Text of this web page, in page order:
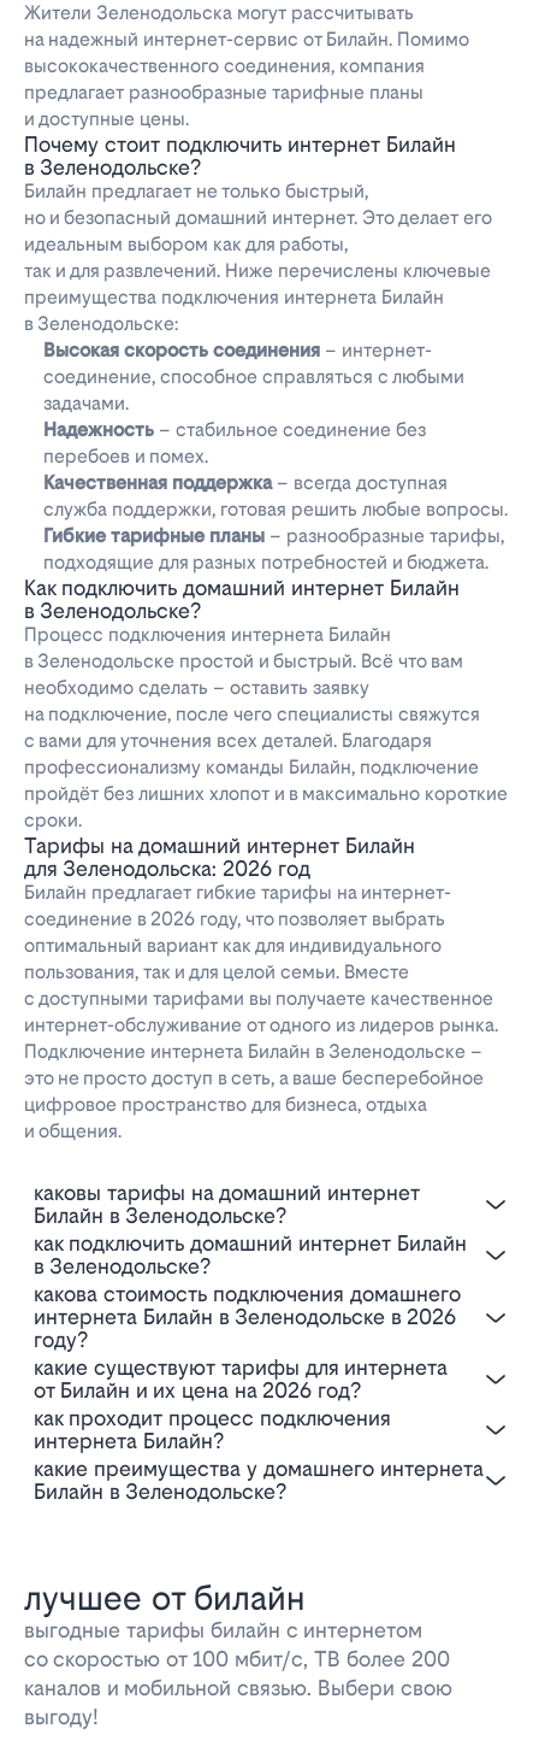
Жители Зеленодольска могут рассчитывать
на надежный интернет-сервис от Билайн. Помимо
высококачественного соединения, компания
предлагает разнообразные тарифные планы
и доступные цены.
Почему стоит подключить интернет Билайн
в Зеленодольске?
Билайн предлагает не только быстрый,
но и безопасный домашний интернет. Это делает его
идеальным выбором как для работы,
так и для развлечений. Ниже перечислены ключевые
преимущества подключения интернета Билайн
в Зеленодольске:
Высокая скорость соединения – интернет-
соединение, способное справляться с любыми
задачами.
Надежность – стабильное соединение без
перебоев и помех.
Качественная поддержка– всегда доступная
служба поддержки, готовая решить любые вопросы.
Гибкие тарифные планы – разнообразные тарифы,
подходящие для разных потребностей и бюджета.
Как подключить домашний интернет Билайн
в Зеленодольске?
Процесс подключения интернета Билайн
в Зеленодольске простой и быстрый. Всё что вам
необходимо сделать – оставить заявку
на подключение, после чего специалисты свяжутся
с вами для уточнения всех деталей. Благодаря
профессионализму команды Билайн, подключение
пройдёт без лишних хлопот и в максимально короткие
сроки.
Тарифы на домашний интернет Билайн
для Зеленодольска: 2026 год
Билайн предлагает гибкие тарифы на интернет-
соединение в 2026 году, что позволяет выбрать
оптимальный вариант как для индивидуального
пользования, так и для целой семьи. Вместе
с доступными тарифами вы получаете качественное
интернет-обслуживание от одного из лидеров рынка.
Подключение интернета Билайн в Зеленодольске –
это не просто доступ в сеть, а ваше бесперебойное
цифровое пространство для бизнеса, отдыха
и общения.
Каковы тарифы на домашний интернет
Билайн в Зеленодольске?
Как подключить домашний интернет Билайн
в Зеленодольске?
Какова стоимость подключения домашнего
интернета Билайн в Зеленодольске в 2026
году?
Какие существуют тарифы для интернета
от Билайн и их цена на 2026 год?
Как проходит процесс подключения
интернета Билайн?
Какие преимущества у домашнего интернета
Билайн в Зеленодольске?
лучшее от билайн
выгодные тарифы билайн с интернетом
со скоростью от 100 мбит/с, ТВ более 200
каналов и мобильной связью. Выбери свою
выгоду!